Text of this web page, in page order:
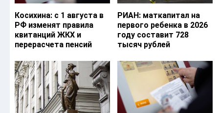
Косихина: с 1 августа в
РФ изменят правила
квитанций ЖКХ и
перерасчета пенсий
РИАН: маткапитал на
первого ребенка в 2026
году составит 728
тысяч рублей